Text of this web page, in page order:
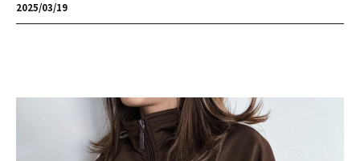
2025/03/19